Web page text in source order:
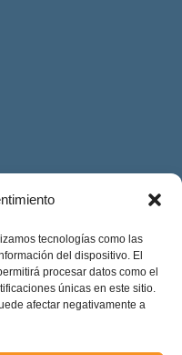
tecnologías como las
del dispositivo. El
procesar datos como el
únicas en este sitio.
afectar negativamente a
Instagram